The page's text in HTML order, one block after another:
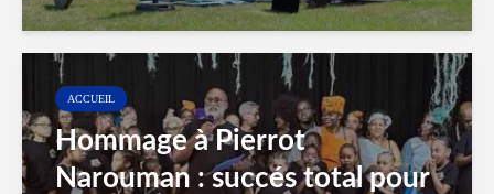
ACCUEIL
Hommage à Pierrot
Narouman : succés total pour